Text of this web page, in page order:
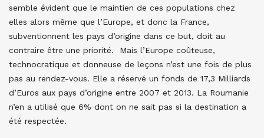
semble évident que le maintien de ces populations chez
elles alors même que l’Europe, et donc la France,
subventionnent les pays d’origine dans ce but, doit au
contraire être une priorité. Mais l’Europe coûteuse,
technocratique et donneuse de leçons n’est une fois de plus
pas au rendez-vous. Elle a réservé un fonds de 17,3 Milliards
d’Euros aux pays d’origine entre 2007 et 2013. La Roumanie
n’en a utilisé que 6% dont on ne sait pas si la destination a
été respectée.